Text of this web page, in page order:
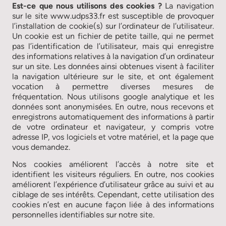
Est-ce que nous utilisons des cookies ? La navigation
sur le site www.udps33.fr est susceptible de provoquer
l’installation de cookie(s) sur l’ordinateur de l’utilisateur.
Un cookie est un fichier de petite taille, qui ne permet
pas l’identification de l’utilisateur, mais qui enregistre
des informations relatives à la navigation d’un ordinateur
sur un site. Les données ainsi obtenues visent à faciliter
la navigation ultérieure sur le site, et ont également
vocation à permettre diverses mesures de
fréquentation. Nous utilisons google analytique et les
données sont anonymisées. En outre, nous recevons et
enregistrons automatiquement des informations à partir
de votre ordinateur et navigateur, y compris votre
adresse IP, vos logiciels et votre matériel, et la page que
vous demandez.
Nos cookies améliorent l’accès à notre site et
identifient les visiteurs réguliers. En outre, nos cookies
améliorent l’expérience d’utilisateur grâce au suivi et au
ciblage de ses intérêts. Cependant, cette utilisation des
cookies n’est en aucune façon liée à des informations
personnelles identifiables sur notre site.